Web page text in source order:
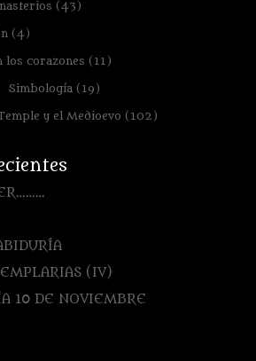
(43)
(4)
los corazones (11)
Simbología(19)
y el Medioevo (102)
(IV)
10 DE NOVIEMBRE